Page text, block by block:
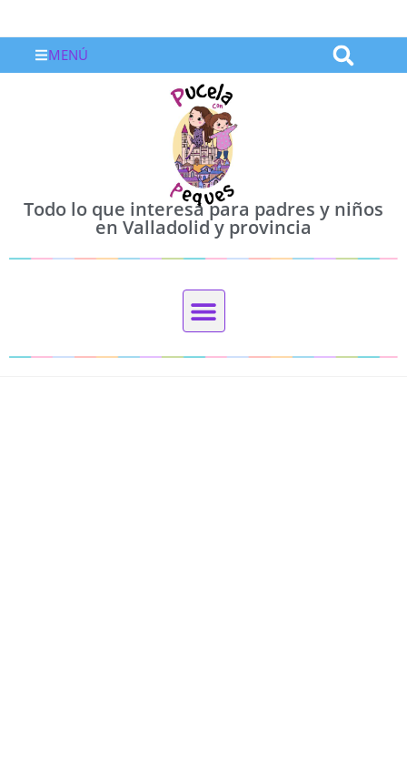
MENÚ
Todo lo que interesa para padres y niños
en Valladolid y provincia